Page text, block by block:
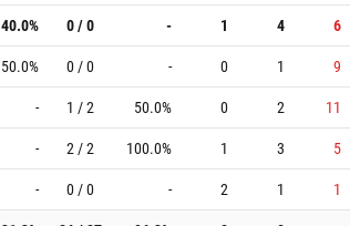
40.0% 0 / 0 - 1 4
6
50.0% 0 / 0 - 0 1
9
- 1 / 2 50.0% 0 2
11
- 2 / 2 100.0% 1 3
5
- 0 / 0 - 2 1
1